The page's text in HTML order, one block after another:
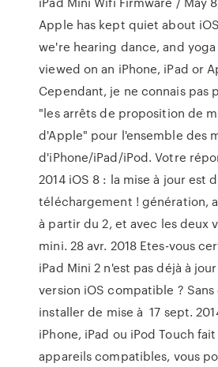
Apple has kept quiet about
we're hearing dance, and
viewed on an iPhone, iPad or
Cependant, je ne connais
"les arrêts de proposition de
d'Apple" pour l'ensemble des
d'iPhone/iPad/iPod. Votre
2014 iOS 8 : la mise à jour est
téléchargement ! génération,
à partir du 2, et avec les deux
mini. 28 avr. 2018 Etes-vous
iPad Mini 2 n'est pas déjà à
version iOS compatible ?
installer de mise à 17 sept.
iPhone, iPad ou iPod Touch
appareils compatibles, vous